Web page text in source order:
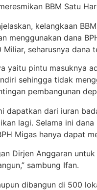
BBM Satu
kelangkaan
menggunakan dana
seharusnya
yaitu pintu masuknya
sehingga tidak
pembangunan
dapatkan dari iuran
lagi. Selama ini
Migas hanya dapat
Dirjen Anggaran
sambung Ifan.
dibangun di 500